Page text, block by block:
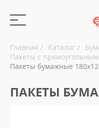
Главная Каталог
Пакеты с
Пакеты бумажные
ПАКЕТЫ